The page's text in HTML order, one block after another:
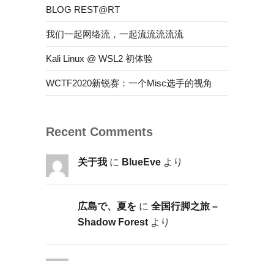
BLOG REST@RT
我们一起网络流，一起流流流流流
Kali Linux @ WSL2 初体验
WCTF2020新锐赛：一个Misc选手的视角
Recent Comments
关于我に BlueEveより
広島で、夏をに 全国行脚之旅 –
Shadow Forestより